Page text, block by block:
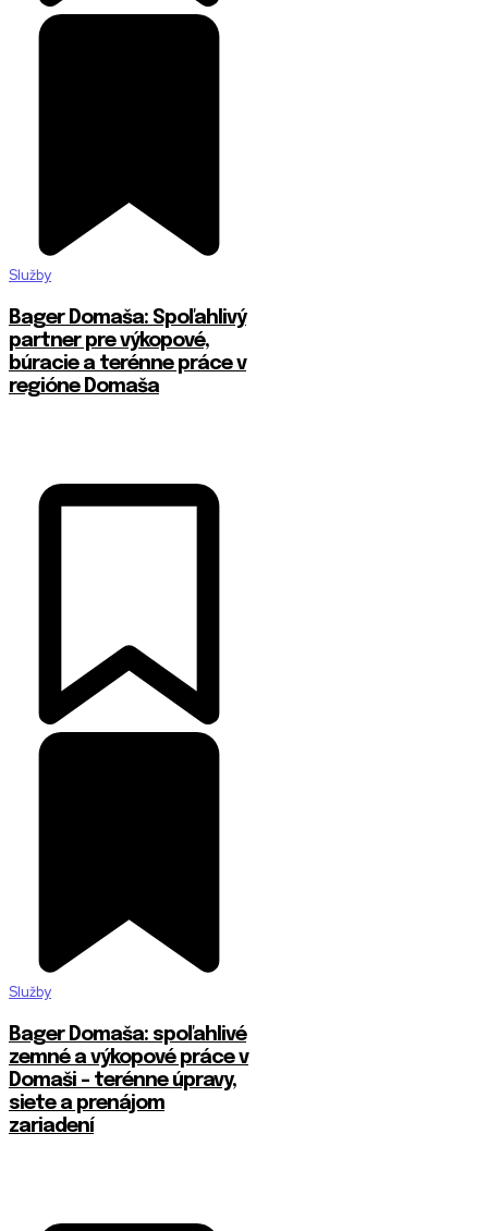
Služby
Bager Domaša: Spoľahlivý
partner pre výkopové,
búracie a terénne práce v
regióne Domaša
Služby
Bager Domaša: spoľahlivé
zemné a výkopové práce v
Domaši – terénne úpravy,
siete a prenájom
zariadení